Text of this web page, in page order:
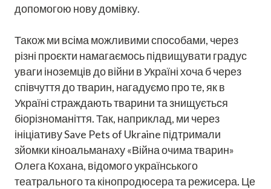
допомогою нову домівку.
Також ми всіма можливими способами, через
різні проєкти намагаємось підвищувати градус
уваги іноземців до війни в Україні хоча б через
співчуття до тварин, нагадуємо про те, як в
Україні страждають тварини та знищується
біорізноманіття. Так, наприклад, ми через
ініціативу Save Pets of Ukraine підтримали
зйомки кіноальманаху «Війна очима тварин»
Олега Кохана, відомого українського
театрального та кінопродюсера та режисера. Це